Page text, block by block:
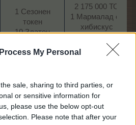
My Personal
sale, sharing to third parties, or
or sensitive information for
please use the below opt-out
Please note that after your
1 Сезонен
токен
10 Златен
5 Бустер на
2 175 000 ТО
1 Мармалад от
хибискус
дърво
„Слънчев
815 х нивото
ТрТО
32 Спец. тор на
Мими
1 785 000 ТрТО
50 Супер тор
2 Изоб. завърт.
Кол. на